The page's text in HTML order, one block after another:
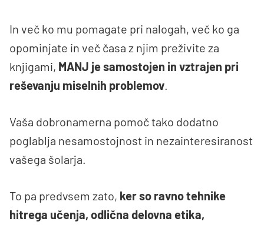
In več ko mu pomagate pri nalogah, več ko ga
opominjate in več časa z njim preživite za
knjigami, MANJ je samostojen in vztrajen pri
reševanju miselnih problemov
Vaša dobronamerna pomoč tako dodatno
poglablja nesamostojnost in nezainteresiranost
vašega šolarja.
To pa predvsem zato, ker so ravno tehnike
hitrega učenja, odlična delovna etika,